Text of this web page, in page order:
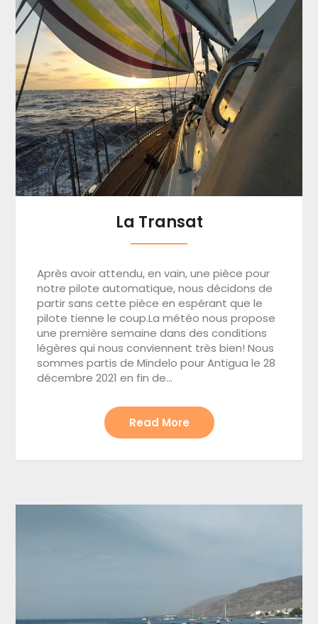
La Transat
Après avoir attendu, en vain, une pièce pour
notre pilote automatique, nous décidons de
partir sans cette pièce en espérant que le
pilote tienne le coup.La météo nous propose
une première semaine dans des conditions
légères qui nous conviennent très bien! Nous
sommes partis de Mindelo pour Antigua le 28
décembre 2021 en fin de…
Read More